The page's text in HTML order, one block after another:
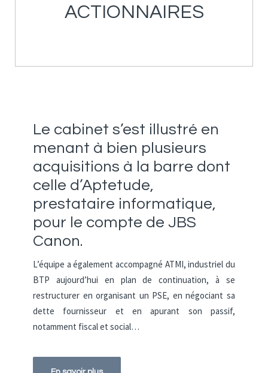
ACTIONNAIRES
Le cabinet s’est illustré en
menant à bien plusieurs
acquisitions à la barre dont
celle d’Aptetude,
prestataire informatique,
pour le compte de JBS
Canon.
L’équipe a également accompagné ATMI, industriel du
BTP aujourd’hui en plan de continuation, à se
restructurer en organisant un PSE, en négociant sa
dette fournisseur et en apurant son passif,
notamment fiscal et social…